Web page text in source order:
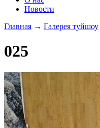
Новости
Главная → Галерея туйшоу
025